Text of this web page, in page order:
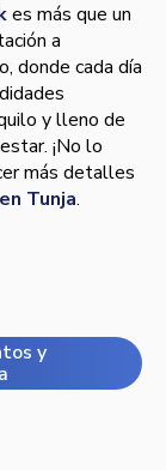
es más que un
a
donde cada día
y lleno de
¡No lo
más detalles
Tunja.
y